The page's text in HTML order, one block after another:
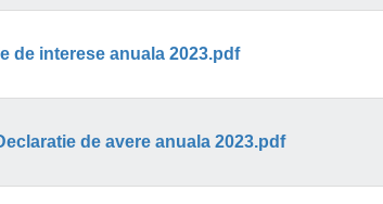
de interese anuala 2023.pdf
de avere anuala 2023.pdf